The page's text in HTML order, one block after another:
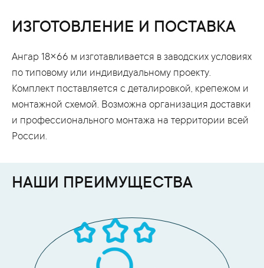
ИЗГОТОВЛЕНИЕ И ПОСТАВКА
Ангар 18×66 м изготавливается в заводских условиях
по типовому или индивидуальному проекту.
Комплект поставляется с деталировкой, крепежом и
монтажной схемой. Возможна организация доставки
и профессионального монтажа на территории всей
России.
НАШИ ПРЕИМУЩЕСТВА